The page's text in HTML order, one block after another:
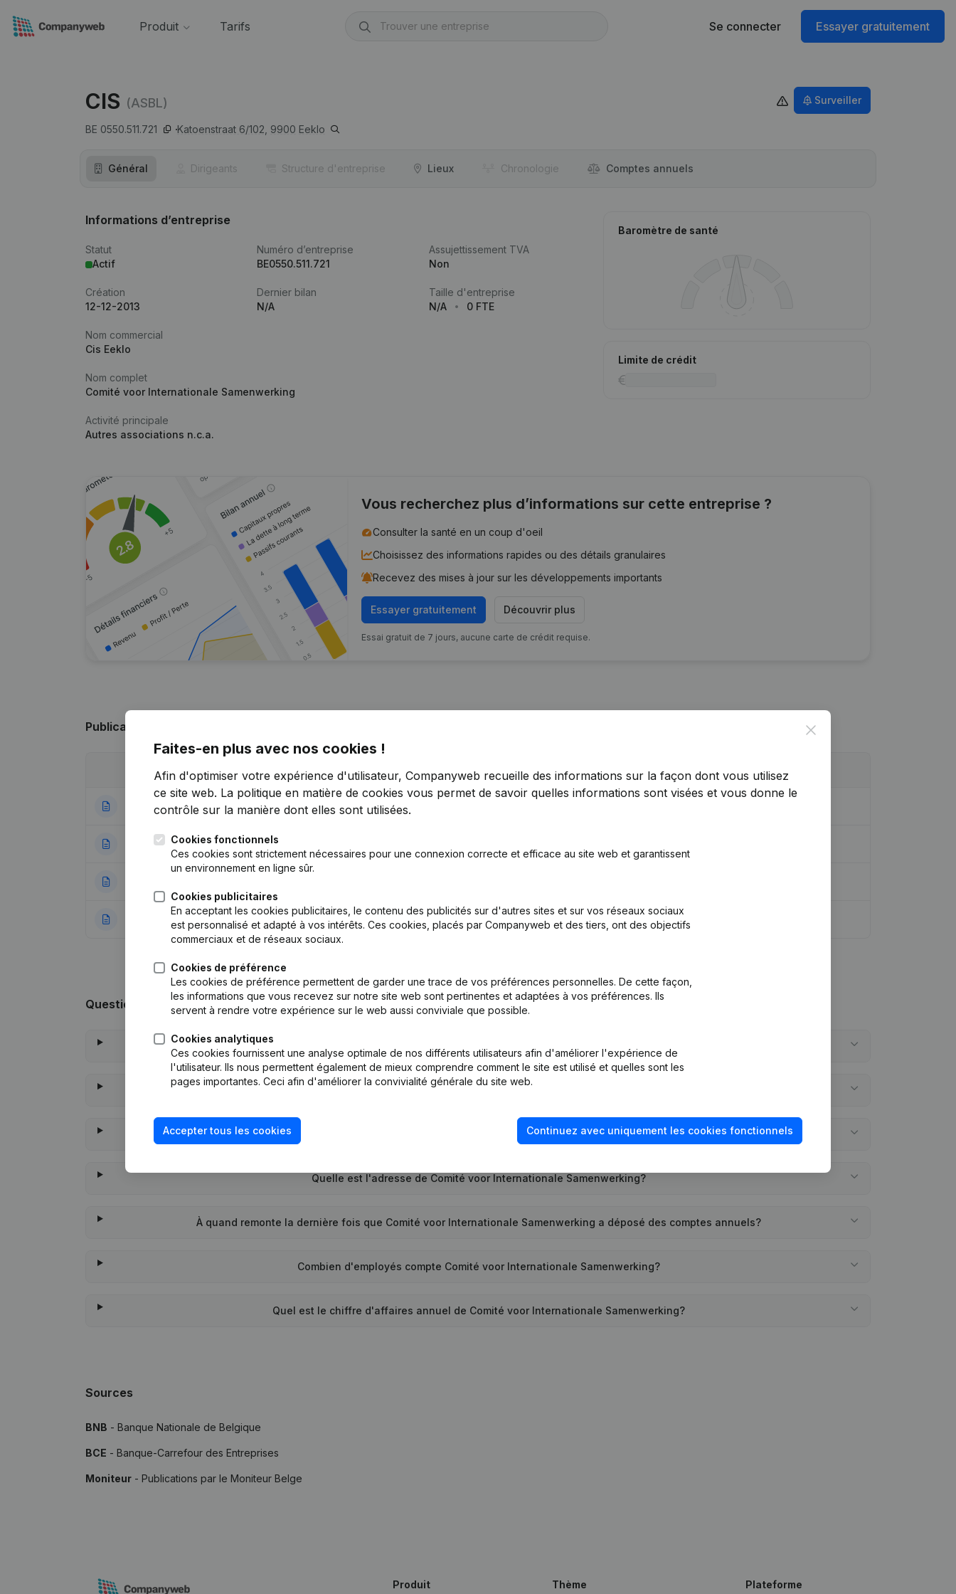
Produit Tarifs Se connecter Essayer gratuitement
CIS (ASBL)
BE 0550.511.721 Katoenstraat 6/102, 9900 Eeklo
Surveiller
Général Dirigeants Structure d'entreprise Lieux Chronologie Comptes annuels
Informations d’entreprise
Statut
Actif
Numéro d’entreprise
BE0550.511.721
Assujettissement TVA
Non
Création
12-12-2013
Dernier bilan
N/A
Taille d'entreprise
N/A
0 FTE
Nom commercial
Cis Eeklo
Nom complet
Comité voor Internationale Samenwerking
Activité principale
Autres associations n.c.a.
Baromètre de santé
Limite de crédit
Vous recherchez plus d’informations sur cette entreprise ?
Consulter la santé en un coup d'oeil
Choisissez des informations rapides ou des détails granulaires
Recevez des mises à jour sur les développements importants
Essayer gratuitement Découvrir plus
Essai gratuit de 7 jours, aucune carte de crédit requise.
Publications
Publication
09-04-2025 Statuts (Traduction, Coordination, Autres Modifications, …)
18-01-2024 Modification(s) Statuts
Rubrique Constitution (Nouvelle Personne Morale, Ouverture Succursale, etc...) (NL)
Questions fréquemment posées
Quel est l'identifiant PEPPOL de Comité voor Internationale Samenwerking?
Quand la société Comité voor Internationale Samenwerking a-t-elle été créée?
Quelle est l'adresse de Comité voor Internationale Samenwerking?
À quand remonte la dernière fois que Comité voor Internationale Samenwerking a déposé des comptes annuels?
Combien d'employés compte Comité voor Internationale Samenwerking?
Quel est le chiffre d'affaires annuel de Comité voor Internationale Samenwerking?
Sources
BNB - Banque Nationale de Belgique
BCE - Banque-Carrefour des Entreprises
Moniteur - Publications par le Moniteur Belge
Close
Faites-en plus avec nos cookies !
Afin d'optimiser votre expérience d'utilisateur, Companyweb recueille des informations sur la façon dont vous utilisez
ce site web. La politique en matière de cookies vous permet de savoir quelles informations sont visées et vous donne le
contrôle sur la manière dont elles sont utilisées.
Cookies fonctionnels
Ces cookies sont strictement nécessaires pour une connexion correcte et efficace au site web et garantissent
un environnement en ligne sûr.
Cookies publicitaires
En acceptant les cookies publicitaires, le contenu des publicités sur d'autres sites et sur vos réseaux sociaux
est personnalisé et adapté à vos intérêts. Ces cookies, placés par Companyweb et des tiers, ont des objectifs
commerciaux et de réseaux sociaux.
Cookies de préférence
Les cookies de préférence permettent de garder une trace de vos préférences personnelles. De cette façon,
les informations que vous recevez sur notre site web sont pertinentes et adaptées à vos préférences. Ils
servent à rendre votre expérience sur le web aussi conviviale que possible.
Cookies analytiques
Ces cookies fournissent une analyse optimale de nos différents utilisateurs afin d'améliorer l'expérience de
l'utilisateur. Ils nous permettent également de mieux comprendre comment le site est utilisé et quelles sont les
pages importantes. Ceci afin d'améliorer la convivialité générale du site web.
Accepter tous les cookies Continuez avec uniquement les cookies fonctionnels
Produit Thème Plateforme